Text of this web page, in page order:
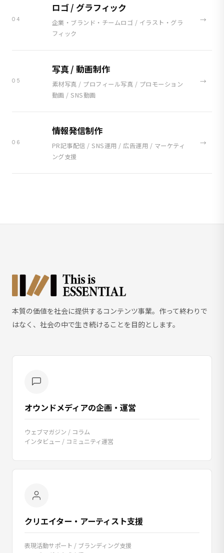
04
ロゴ / グラフィック
企業・ブランド・チームロゴ / イラスト・グラ
フィック
→
05
写真 / 動画制作
素材写真 / プロフィール写真 / プロモーション
動画 / SNS動画
→
06
情報発信制作
PR記事配信 / SNS運用 / 広告運用 / マーケティ
ング支援
→
本質の価値を社会に提供するコンテンツ事業。作って終わりで
はなく、社会の中で生き続けることを目的とします。
オウンドメディアの企画・運営
ウェブマガジン / コラム
インタビュー / コミュニティ運営
クリエイター・アーティスト支援
表現活動サポート / ブランディング支援